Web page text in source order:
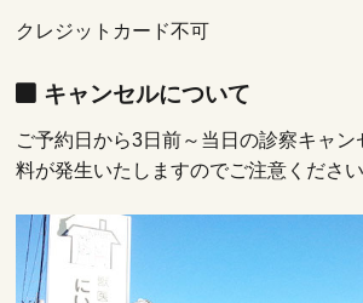
クレジットカード不可
キャンセルについて
ご予約日から3日前～当日の診察キャ
料が発生いたしますのでご注意ください